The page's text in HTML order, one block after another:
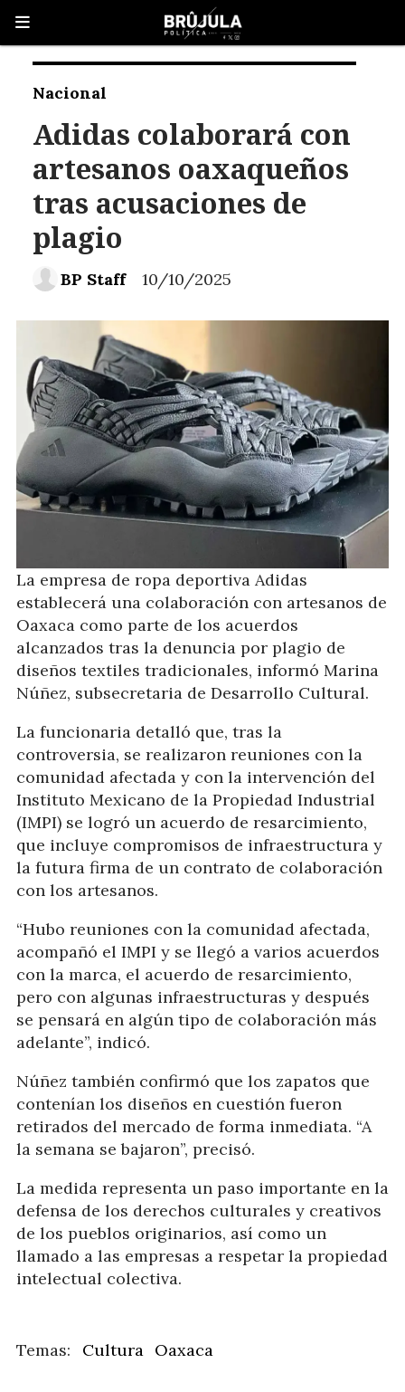
Adidas colaborará con
artesanos oaxaqueños
tras acusaciones de
plagio
Nacional
10/10/2025
BP Staff
La empresa de ropa deportiva Adidas
establecerá una colaboración con artesanos de
Oaxaca como parte de los acuerdos
alcanzados tras la denuncia por plagio de
diseños textiles tradicionales, informó Marina
Núñez, subsecretaria de Desarrollo Cultural.
La funcionaria detalló que, tras la
controversia, se realizaron reuniones con la
comunidad afectada y con la intervención del
Instituto Mexicano de la Propiedad Industrial
(IMPI) se logró un acuerdo de resarcimiento,
que incluye compromisos de infraestructura y
la futura firma de un contrato de colaboración
con los artesanos.
“Hubo reuniones con la comunidad afectada,
acompañó el IMPI y se llegó a varios acuerdos
con la marca, el acuerdo de resarcimiento,
pero con algunas infraestructuras y después
se pensará en algún tipo de colaboración más
adelante”, indicó.
Núñez también confirmó que los zapatos que
contenían los diseños en cuestión fueron
retirados del mercado de forma inmediata. “A
la semana se bajaron”, precisó.
La medida representa un paso importante en la
defensa de los derechos culturales y creativos
de los pueblos originarios, así como un
llamado a las empresas a respetar la propiedad
intelectual colectiva.
Cultura Oaxaca